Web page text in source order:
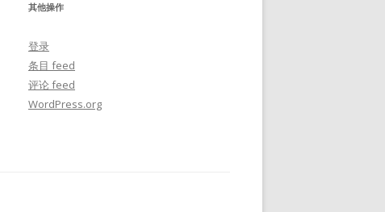
其他操作
登录
条目 feed
评论 feed
WordPress.org